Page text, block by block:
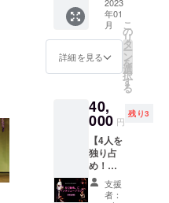
半年間
※着物、
着付け
なもの
は一式
い。着
付けに
足りな
い物が
ござい
ました
ら、お
貸しで
費はご
負担を
お願い
ます。
※出張
合、公
共の場
である
市民セ
ンター
の和室
等、場
所の確
１枚
（カラ
フル
アー
ト） ※
ポスト
カード
（カラ
フル
アー
ト）に
中島美
紀があ
り！ (今
回の公
演の為
だけに
書き下
画質プ
リン
ト！お
好みの
フレー
ムに入
れてご
自宅や
方向け
です！
・お礼
のメー
ル ・本
番当日
撮影さ
人の集
合写真
・待ち
受けに
使える
アート
画像
（カラ
2023
年01
月
詳細を見る
こ
の
リ
タ
ー
ン
を
選
択
す
る
40,
000 円
残り3
【4人を
独り占
め！イ
ンタ
ビュー
支援
者：